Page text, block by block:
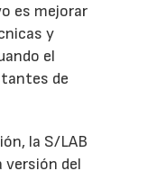
es mejorar
y
el
de
la S/LAB
versión del